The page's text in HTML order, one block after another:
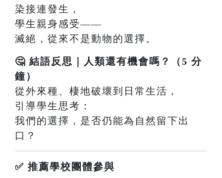
染接連發生，
學生親身感受——
滅絕，從來不是動物的選擇。
🤔 結語反思｜人類還有機會嗎？（5 分
鐘）
從外來種、棲地破壞到日常生活，
引導學生思考：
我們的選擇，是否仍能為自然留下出
口？
✅ 推薦學校團體參與